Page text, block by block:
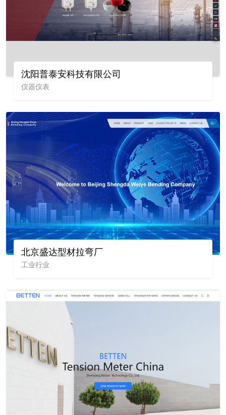
沈阳普泰安科技有限公司
仪器仪表
北京盛达型材拉弯厂
工业行业